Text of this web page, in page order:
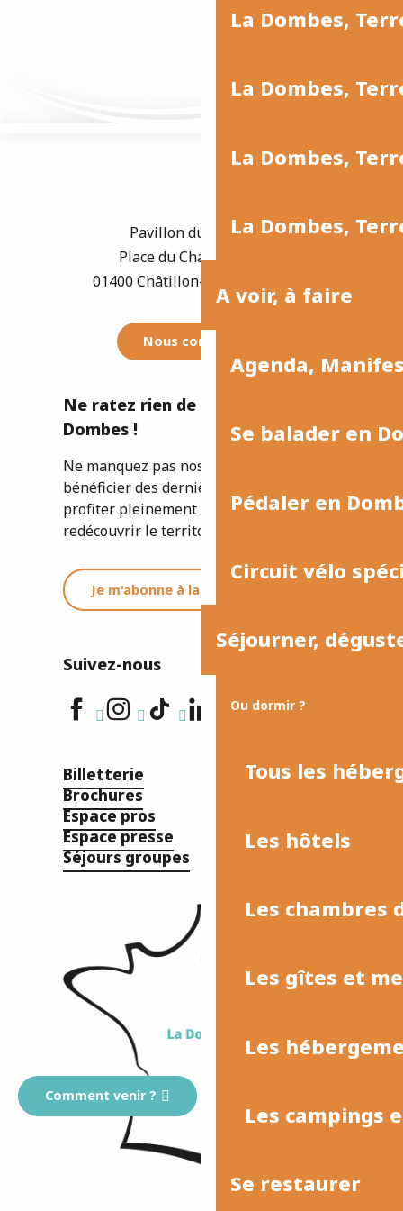
La Dombes,
La Dombes,
La Dombes,
La Dombes,
A voir, à faire
Agenda,
Se balader en
Pédaler en
Circuit vélo
Séjourner,
Ou dormir ?
Tous les
Les hôtels
Les chambres
Les gîtes et
Les
Les campings
Se restaurer
Pavillon du Tourisme
Place du Champ de Foire
01400 Châtillon-sur-Chalaronne
Nous contacter
Ne ratez rien de l'actualité de la
Dombes !
Ne manquez pas nos newsletters pour
bénéficier des dernières informations et
profiter pleinement de votre séjour ou
redécouvrir le territoire.
Je m'abonne à la newsletter
Suivez-nous
Billetterie
Brochures
Espace pros
Espace presse
Séjours groupes
Comment venir ?